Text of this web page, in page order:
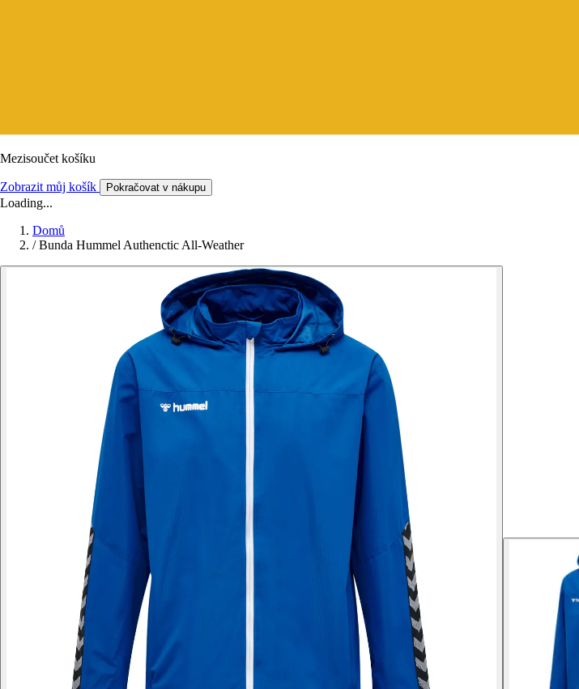
Mezisoučet košíku
Zobrazit můj košík Pokračovat v nákupu
Loading...
Domů
/ Bunda Hummel Authenctic All-Weather